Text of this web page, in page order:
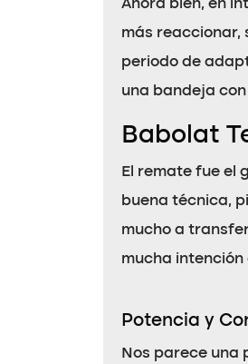
Ahora bien, en
más reaccionar,
periodo de
una bandeja
Babolat
El remate fue el
buena técnica,
mucho a
mucha
Potencia y
Nos parece una